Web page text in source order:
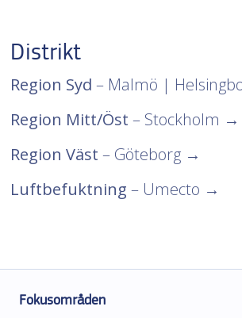
Distrikt
Region Syd – Malmö |
Region Mitt/Öst – Stockholm →
Region Väst – Göteborg →
Luftbefuktning – Umecto →
Fokusområden